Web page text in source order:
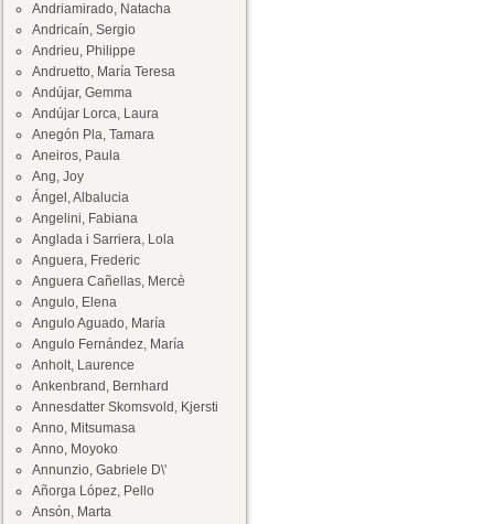
Andriamirado, Natacha
Andricaín, Sergio
Andrieu, Philippe
Andruetto, María Teresa
Andújar, Gemma
Andújar Lorca, Laura
Anegón Pla, Tamara
Aneiros, Paula
Ang, Joy
Ángel, Albalucia
Angelini, Fabiana
Anglada i Sarriera, Lola
Anguera, Frederic
Anguera Cañellas, Mercè
Angulo, Elena
Angulo Aguado, María
Angulo Fernández, María
Anholt, Laurence
Ankenbrand, Bernhard
Annesdatter Skomsvold, Kjersti
Anno, Mitsumasa
Anno, Moyoko
Annunzio, Gabriele D\'
Añorga López, Pello
Ansón, Marta